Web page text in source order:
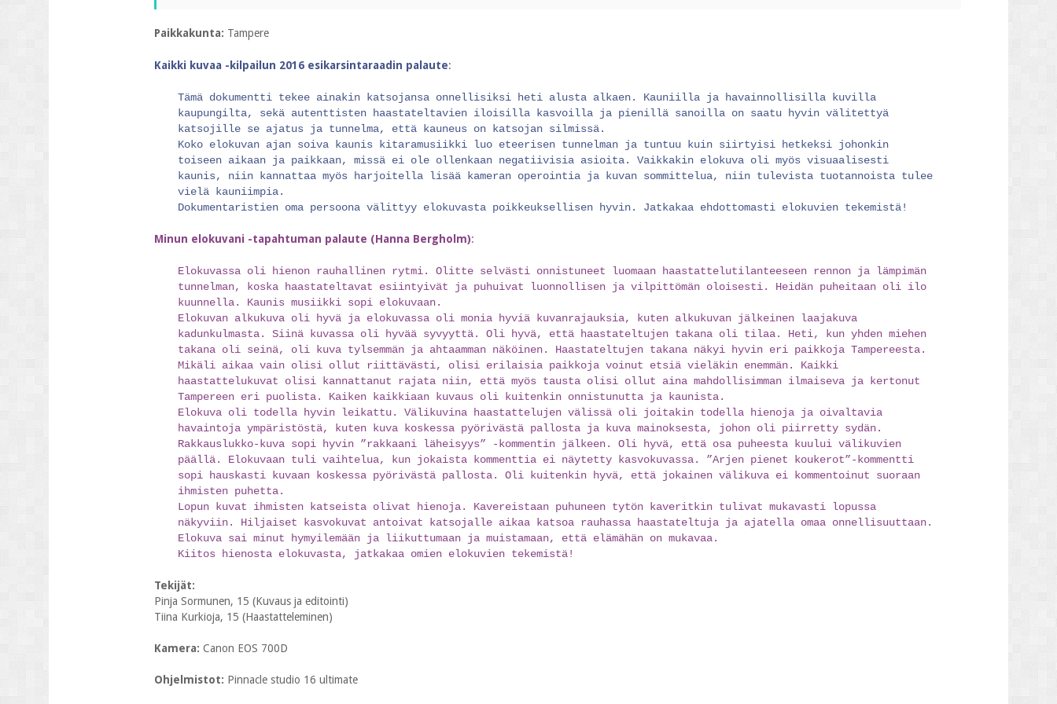
Paikkakunta: Tampere
Kaikki kuvaa -kilpailun 2016 esikarsintaraadin palaute:
Tämä dokumentti tekee ainakin katsojansa onnellisiksi heti alusta alkaen. Kauniilla ja havainnollisilla kuvilla
kaupungilta, sekä autenttisten haastateltavien iloisilla kasvoilla ja pienillä sanoilla on saatu hyvin välitettyä
katsojille se ajatus ja tunnelma, että kauneus on katsojan silmissä.
Koko elokuvan ajan soiva kaunis kitaramusiikki luo eteerisen tunnelman ja tuntuu kuin siirtyisi hetkeksi johonkin
toiseen aikaan ja paikkaan, missä ei ole ollenkaan negatiivisia asioita. Vaikkakin elokuva oli myös visuaalisesti
kaunis, niin kannattaa myös harjoitella lisää kameran operointia ja kuvan sommittelua, niin tulevista tuotannoista tulee
vielä kauniimpia.
Dokumentaristien oma persoona välittyy elokuvasta poikkeuksellisen hyvin. Jatkakaa ehdottomasti elokuvien tekemistä!
Minun elokuvani -tapahtuman palaute (Hanna Bergholm):
Elokuvassa oli hienon rauhallinen rytmi. Olitte selvästi onnistuneet luomaan haastattelutilanteeseen rennon ja lämpimän
tunnelman, koska haastateltavat esiintyivät ja puhuivat luonnollisen ja vilpittömän oloisesti. Heidän puheitaan oli ilo
kuunnella. Kaunis musiikki sopi elokuvaan.
Elokuvan alkukuva oli hyvä ja elokuvassa oli monia hyviä kuvanrajauksia, kuten alkukuvan jälkeinen laajakuva
kadunkulmasta. Siinä kuvassa oli hyvää syvyyttä. Oli hyvä, että haastateltujen takana oli tilaa. Heti, kun yhden miehen
takana oli seinä, oli kuva tylsemmän ja ahtaamman näköinen. Haastateltujen takana näkyi hyvin eri paikkoja Tampereesta.
Mikäli aikaa vain olisi ollut riittävästi, olisi erilaisia paikkoja voinut etsiä vieläkin enemmän. Kaikki
haastattelukuvat olisi kannattanut rajata niin, että myös tausta olisi ollut aina mahdollisimman ilmaiseva ja kertonut
Tampereen eri puolista. Kaiken kaikkiaan kuvaus oli kuitenkin onnistunutta ja kaunista.
Elokuva oli todella hyvin leikattu. Välikuvina haastattelujen välissä oli joitakin todella hienoja ja oivaltavia
havaintoja ympäristöstä, kuten kuva koskessa pyörivästä pallosta ja kuva mainoksesta, johon oli piirretty sydän.
Rakkauslukko-kuva sopi hyvin ”rakkaani läheisyys” -kommentin jälkeen. Oli hyvä, että osa puheesta kuului välikuvien
päällä. Elokuvaan tuli vaihtelua, kun jokaista kommenttia ei näytetty kasvokuvassa. ”Arjen pienet koukerot”-kommentti
sopi hauskasti kuvaan koskessa pyörivästä pallosta. Oli kuitenkin hyvä, että jokainen välikuva ei kommentoinut suoraan
ihmisten puhetta.
Lopun kuvat ihmisten katseista olivat hienoja. Kavereistaan puhuneen tytön kaveritkin tulivat mukavasti lopussa
näkyviin. Hiljaiset kasvokuvat antoivat katsojalle aikaa katsoa rauhassa haastateltuja ja ajatella omaa onnellisuuttaan.
Elokuva sai minut hymyilemään ja liikuttumaan ja muistamaan, että elämähän on mukavaa.
Kiitos hienosta elokuvasta, jatkakaa omien elokuvien tekemistä!
Tekijät:
Pinja Sormunen, 15 (Kuvaus ja editointi)
Tiina Kurkioja, 15 (Haastatteleminen)
Kamera: Canon EOS 700D
Ohjelmistot: Pinnacle studio 16 ultimate